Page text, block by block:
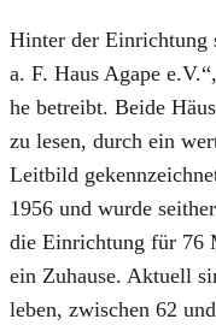
Hin­ter der Ein­rich­tung
a. F. Haus Aga­pe
he betreibt. Bei­de
zu lesen, durch ein
Leit­bild
1956 und wur­de
die Ein­rich­tung für 76
ein Zuhau­se. Aktu­ell
leben, zwi­schen 62